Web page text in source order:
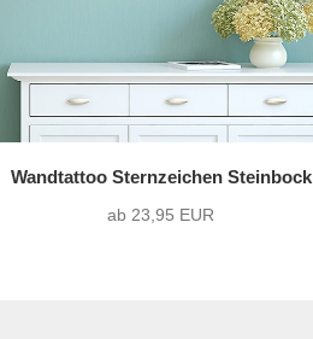
Wandtattoo Sternzeichen Steinbock
ab 23,95 EUR